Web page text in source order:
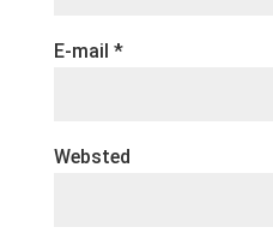
E-mail *
Websted